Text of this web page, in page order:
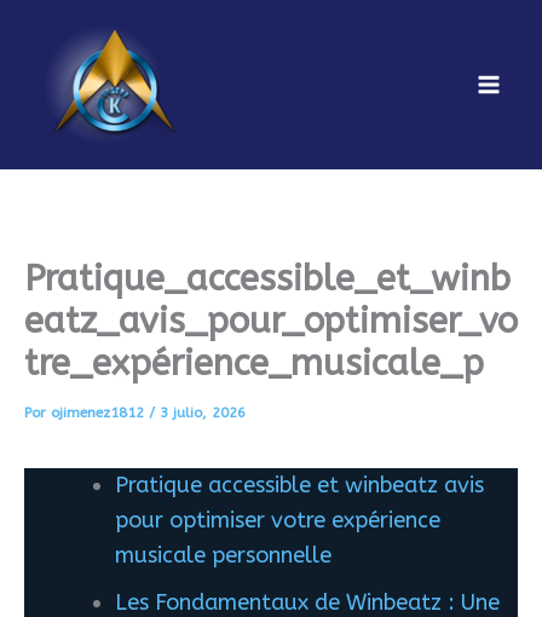
contenido
Pratique_accessible_et_winb
eatz_avis_pour_optimiser_vo
tre_expérience_musicale_p
Por ojimenez1812 / 3 julio, 2026
Pratique accessible et winbeatz avis
pour optimiser votre expérience
musicale personnelle
Les Fondamentaux de Winbeatz : Une